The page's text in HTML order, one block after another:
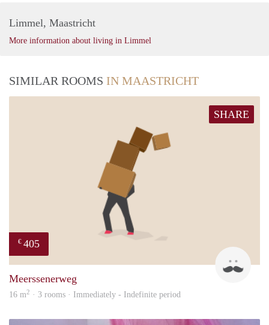
Limmel, Maastricht
More information about living in Limmel
SIMILAR ROOMS IN MAASTRICHT
SHARE
€ 405
Meerssenerweg
16 m2 · 3 rooms · Immediately - Indefinite period